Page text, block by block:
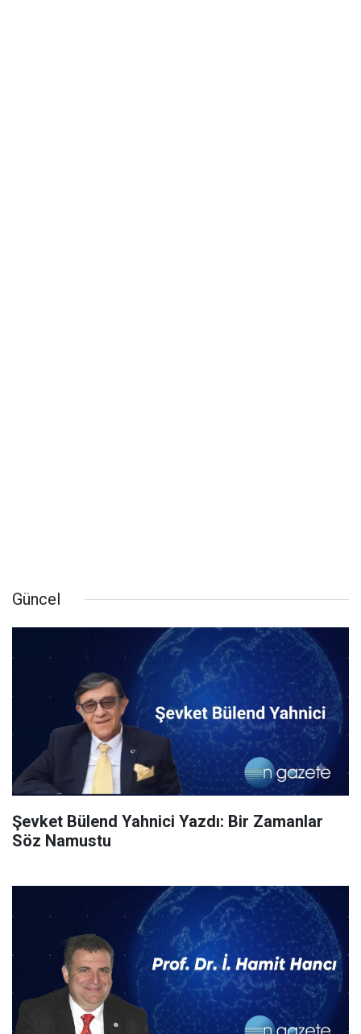
Güncel
Şevket Bülend Yahnici Yazdı: Bir Zamanlar
Söz Namustu